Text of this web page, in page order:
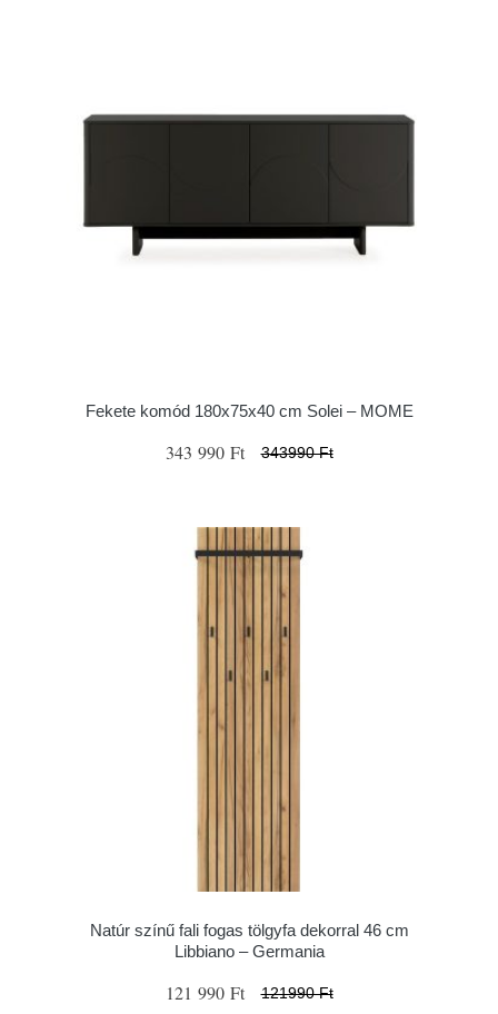
Fekete komód 180x75x40 cm Solei – MOME
343 990 Ft 343990 Ft
Natúr színű fali fogas tölgyfa dekorral 46 cm
Libbiano – Germania
121 990 Ft 121990 Ft